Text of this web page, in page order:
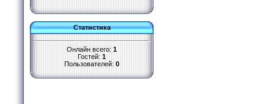
Статистика
Онлайн всего: 1
Гостей: 1
Пользователей: 0